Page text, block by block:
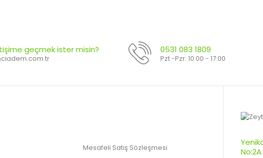
geçmek ister misin? 0531 083 1809
Pzt -Pzr: 10:00 - 17:00
Mesafeli Satış Sözleşmesi